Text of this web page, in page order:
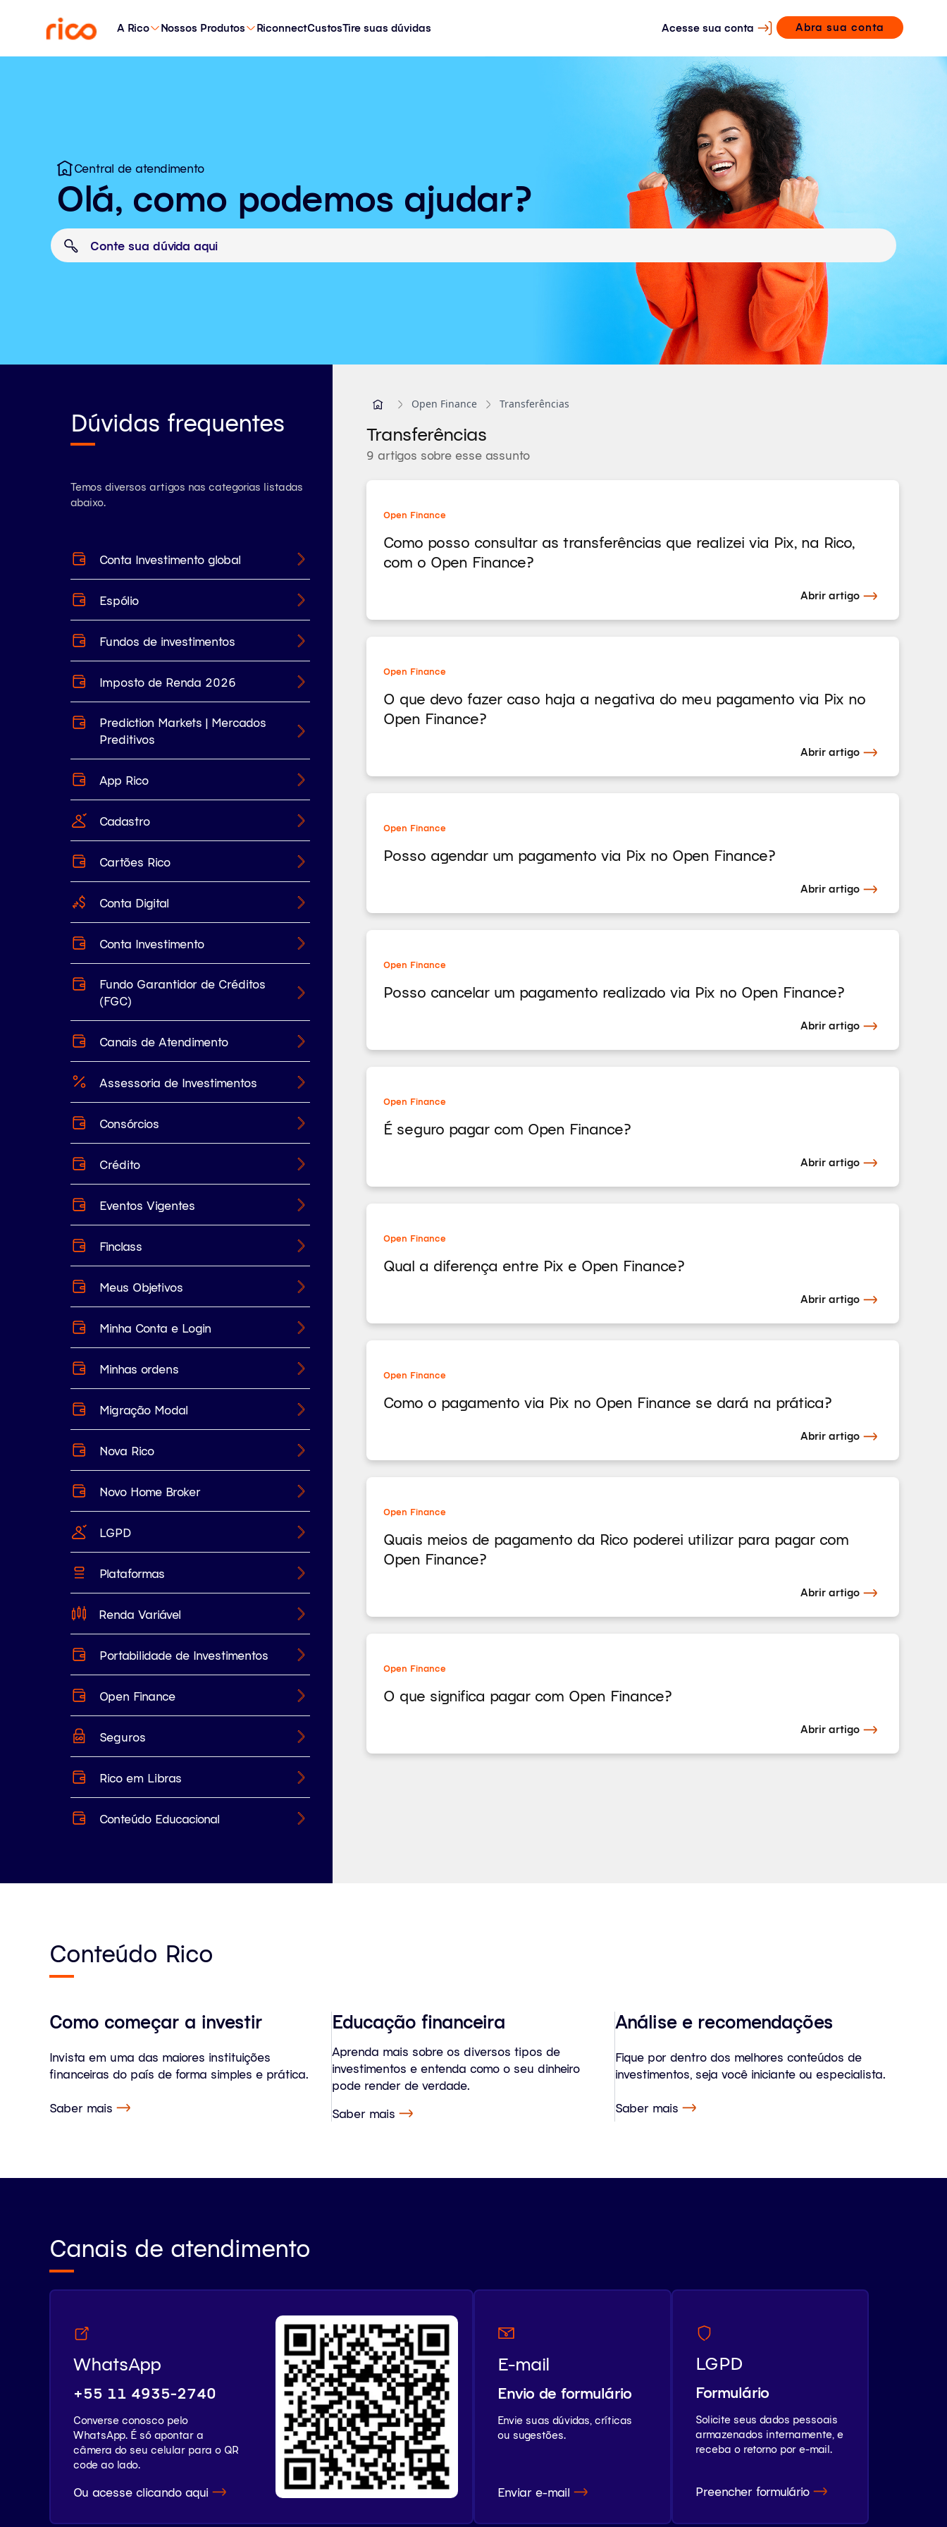
A Rico Nossos Produtos RiconnectCustosTire suas dúvidas Acesse sua conta Abra sua conta
Central de atendimento
Olá, como podemos ajudar?
Dúvidas frequentes
Temos diversos artigos nas categorias listadas
abaixo.
Open Finance Transferências
Transferências
9 artigos sobre esse assunto
Open Finance
Como posso consultar as transferências que realizei via Pix, na Rico,
com o Open Finance?
Abrir artigo
Open Finance
O que devo fazer caso haja a negativa do meu pagamento via Pix no
Open Finance?
Abrir artigo
Open Finance
Posso agendar um pagamento via Pix no Open Finance?
Abrir artigo
Open Finance
Posso cancelar um pagamento realizado via Pix no Open Finance?
Abrir artigo
Open Finance
É seguro pagar com Open Finance?
Abrir artigo
Open Finance
Qual a diferença entre Pix e Open Finance?
Abrir artigo
Open Finance
Como o pagamento via Pix no Open Finance se dará na prática?
Abrir artigo
Open Finance
Quais meios de pagamento da Rico poderei utilizar para pagar com
Open Finance?
Abrir artigo
Open Finance
O que significa pagar com Open Finance?
Abrir artigo
Conteúdo Rico
Como começar a investir
Invista em uma das maiores instituições
financeiras do país de forma simples e prática.
Saber mais
Educação financeira
Aprenda mais sobre os diversos tipos de
investimentos e entenda como o seu dinheiro
pode render de verdade.
Saber mais
Análise e recomendações
Fique por dentro dos melhores conteúdos de
investimentos, seja você iniciante ou especialista.
Saber mais
Canais de atendimento
WhatsApp
+55 11 4935-2740
Converse conosco pelo
WhatsApp. É só apontar a
câmera do seu celular para o QR
code ao lado.
Ou acesse clicando aqui
E-mail
Envio de formulário
Envie suas dúvidas, críticas
ou sugestões.
Enviar e-mail
LGPD
Formulário
Solicite seus dados pessoais
armazenados internamente, e
receba o retorno por e-mail.
Preencher formulário